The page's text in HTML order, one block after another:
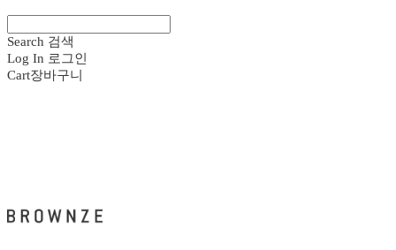
Search 검색
Log In 로그인
Cart장바구니